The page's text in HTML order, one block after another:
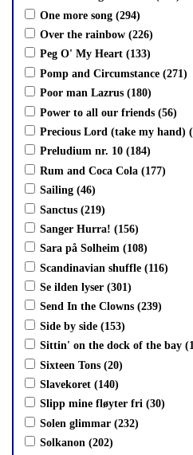
One more song (294)
Over the rainbow (226)
Peg O' My Heart (133)
Pomp and Circumstance (271)
Poor man Lazrus (180)
Power to all our friends (56)
Precious Lord (take my hand)
Preludium nr. 10 (184)
Rum and Coca Cola (177)
Sailing (46)
Sanctus (219)
Sanger Hurra! (156)
Sara på Solheim (108)
Scandinavian shuffle (116)
Se ilden lyser (301)
Send In the Clowns (239)
Side by side (153)
Sittin' on the dock of the bay
Sixteen Tons (20)
Slavekoret (140)
Slipp mine fløyter fri (30)
Solen glimmar (232)
Solkanon (202)